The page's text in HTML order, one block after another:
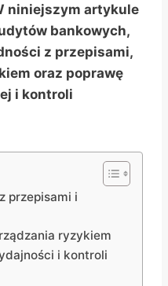
niniejszym artykule
bankowych,
z przepisami,
oraz poprawę
i kontroli
przepisami i
ryzykiem
i kontroli